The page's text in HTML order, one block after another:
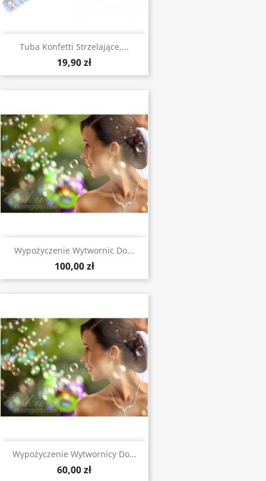
Tuba Konfetti Strzelające,...
19,90 zł
Wypożyczenie Wytwornic Do...
100,00 zł
Wypożyczenie Wytwornicy Do...
60,00 zł